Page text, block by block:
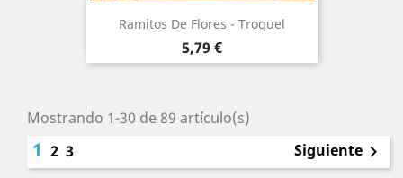
Ramitos De Flores - Troquel
Precio
5,79 €
Mostrando 1-30 de 89 artículo(s)
1 2 3 Siguiente 